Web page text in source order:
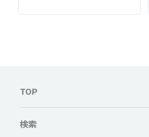
TOP
検索